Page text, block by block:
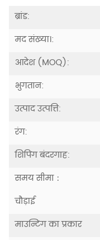
ब्रांड:
मद संख्या।:
आदेश (MOQ):
भुगतान:
उत्पाद उत्पत्ति:
रंग:
शिपिंग बंदरगाह:
समय सीमा：
चौड़ाई
माउन्टिंग का प्रकार